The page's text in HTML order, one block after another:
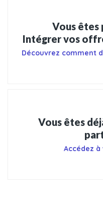
Vous êtes
Intégrer vos
Découvrez comment
Vous êtes
Accédez